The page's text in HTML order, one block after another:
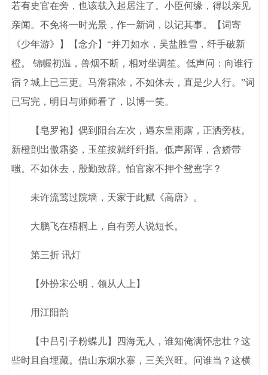
若有史官在旁，也该载入起居注了。小臣何缘，得以亲见
亲闻。不免将一时光景，作一新词，以记其事。【词寄
《少年游》】【念介】“并刀如水，吴盐胜雪，纤手破新
橙。 锦幄初温，兽烟不断，相对坐调笙。低声问：向谁行
宿？城上已三更。马滑霜浓，不如休去，直是少人行。”词
已写完，明日与师师看了，以博一笑。
【皂罗袍】偶到阳台左次，遇东皇雨露，正洒旁枝。
新橙剖出傲霜姿，玉笙按就纤纤指。低声厮诨，含娇带
嗤。不如休去，殷勤致辞。怕官家不押个鸳鸯字？
未许流莺过院墙，天家于此赋《高唐》。
大鹏飞在梧桐上，自有旁人说短长。
第三折 讯灯
【外扮宋公明，领从人上】
用江阳韵
【中吕引子粉蝶儿】四海无人，谁知俺满怀忠壮？这
些时且自埋藏。借山东烟水寨，三关兴旺。问谁当？这横